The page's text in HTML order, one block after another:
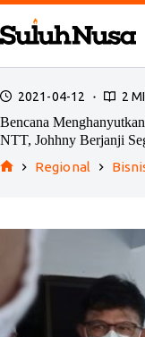
Skip
to
content
2021-04-12 2
Bencana
NTT, Johhny Berjanji
Regional